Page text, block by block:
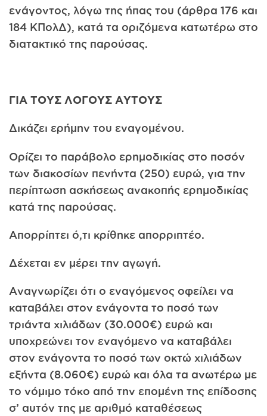
ενάγοντος, λόγω της ήπας του (άρθρα 176 και
184 ΚΠολΔ), κατά τα οριζόμενα κατωτέρω στο
διατακτικό της παρούσας.
ΓΙΑ ΤΟΥΣ ΛΟΓΟΥΣ ΑΥΤΟΥΣ
Δικάζει ερήμην του εναγομένου.
Ορίζει το παράβολο ερημοδικίας στο ποσόν
των διακοσίων πενήντα (250) ευρώ, για την
περίπτωση ασκήσεως ανακοπής ερημοδικίας
κατά της παρούσας.
Απορρίπτει ό,τι κρίθηκε απορριπτέο.
Δέχεται εν μέρει την αγωγή.
Αναγνωρίζει ότι ο εναγόμενος οφείλει να
καταβάλει στον ενάγοντα το ποσό των
τριάντα χιλιάδων (30.000€) ευρώ και
υποχρεώνει τον εναγόμενο να καταβάλει
στον ενάγοντα το ποσό των οκτώ χιλιάδων
εξήντα (8.060€) ευρώ και όλα τα ανωτέρω με
το νόμιμο τόκο από την επομένη της επίδοσης
σ’ αυτόν της με αριθμό καταθέσεως